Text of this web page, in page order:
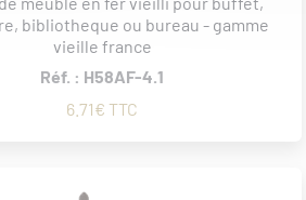
bibliotheque ou bureau - gamme
vieille france
Réf. : H58AF-4.1
6.71€ TTC